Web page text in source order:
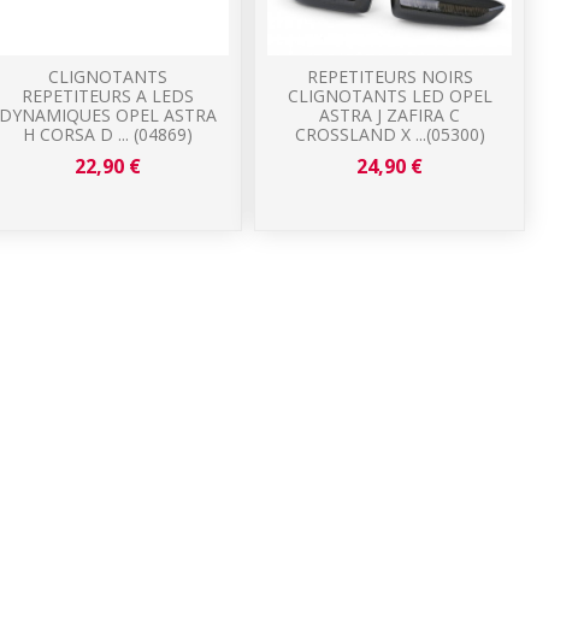
CLIGNOTANTS
REPETITEURS A LEDS
DYNAMIQUES OPEL ASTRA
H CORSA D ... (04869)
22,90 €
REPETITEURS NOIRS
CLIGNOTANTS LED OPEL
ASTRA J ZAFIRA C
CROSSLAND X ...(05300)
24,90 €